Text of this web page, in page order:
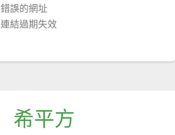
錯誤的網址
連結過期失效
希平方